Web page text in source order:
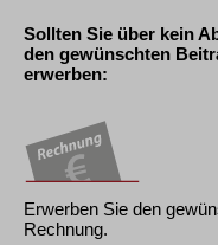
Sollten Sie über kein
den gewünschten
erwerben:
Erwerben Sie den
Rechnung.